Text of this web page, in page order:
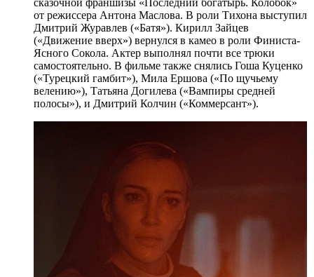
от режиссера Антона Маслова. В роли Тихона выступил
Дмитрий Журавлев («Батя»). Кирилл Зайцев
(«Движение вверх») вернулся в камео в роли Финиста-
Ясного Сокола. Актер выполнял почти все трюки
самостоятельно. В фильме также снялись Гоша Куценко
(«Турецкий гамбит»), Мила Ершова («По щучьему
велению»), Татьяна Догилева («Вампиры средней
полосы»), и Дмитрий Колчин («Коммерсант»).